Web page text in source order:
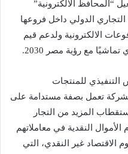
“المحافظ الالكترونية”
الدولي داخل فروعها
الالكترونية ولدعم قيم
مع رؤية مصر 2030.
للمنتجات
تعمل بصفة مستدامة على
المزيد من التجار
النقدية في معاملاتهم
الاقتصاد غير النقدي، التي